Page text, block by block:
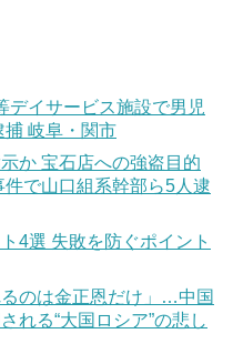
デイサービス施設で男児
捕 岐阜・関市
か 宝石店への強盗目的
で山口組系幹部ら5人逮
4選 失敗を防ぐポイント
のは金正恩だけ」…中国
れる“大国ロシア”の悲し